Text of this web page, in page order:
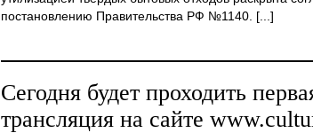
постановлению Правительства РФ №1140. [...]
Сегодня будет проходить
трансляция на сайте